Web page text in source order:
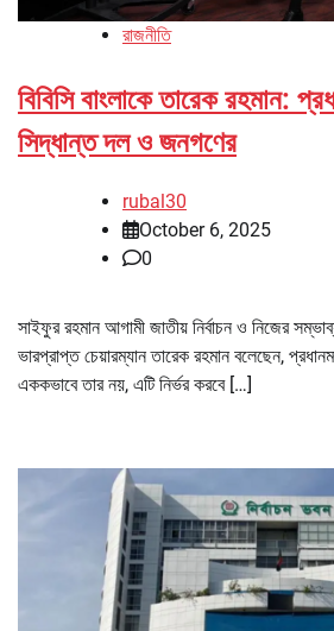
রাজনীতি
বিবিসি বাংলাকে তারেক রহমান:
সিদ্ধান্ত দল ও জনগণের
rubal30
October 6, 2025
0
সাইফুর রহমান আগামী জাতীয় নির্বাচন ও নিজের
ভারপ্রাপ্ত চেয়ারম্যান তারেক রহমান বলেছেন,
এককভাবে তার নয়, এটি নির্ভর করবে […]